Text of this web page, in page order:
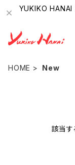
YUKIKO HANAI
HOME New
該当す